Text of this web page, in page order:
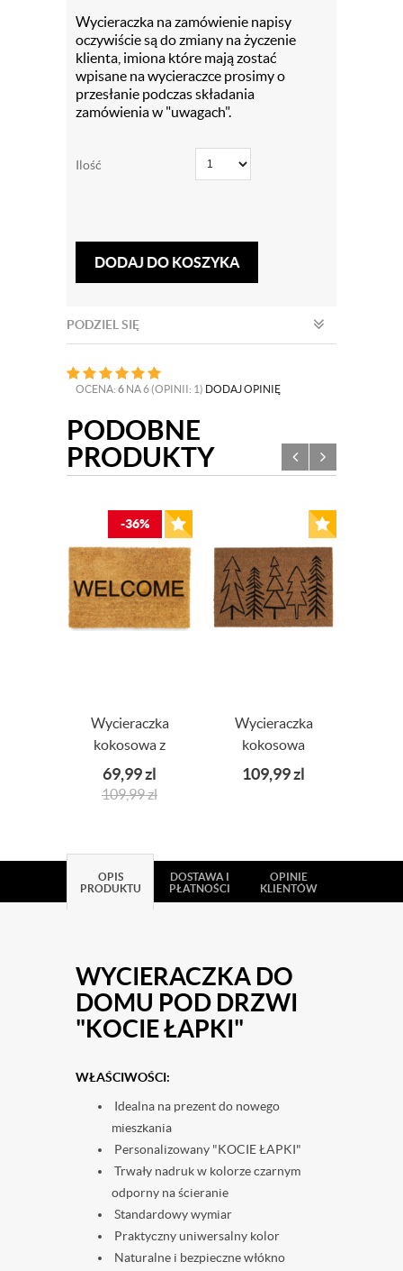
Wycieraczka na zamówienie napisy
oczywiście są do zmiany na życzenie
klienta, imiona które mają zostać
wpisane na wycieraczce prosimy o
przesłanie podczas składania
zamówienia w "uwagach".
Ilość
DODAJ DO KOSZYKA
PODZIEL SIĘ
OCENA: 6 NA 6 (OPINII: 1) DODAJ OPINIĘ
PODOBNE
PRODUKTY
-36%
Wycieraczka
kokosowa z
napisem
WELCOME
69,99zl
109,99zl
Wycieraczka
kokosowa
choinka
świąteczna -
109,99zl
OPIS
PRODUKTU
DOSTAWA I
PŁATNOŚCI
OPINIE
KLIENTÓW
WYCIERACZKA DO
DOMU POD DRZWI
"KOCIE ŁAPKI"
WŁAŚCIWOŚCI:
Idealna na prezent do nowego
mieszkania
Personalizowany "KOCIE ŁAPKI"
Trwały nadruk w kolorze czarnym
odporny na ścieranie
Standardowy wymiar
Praktyczny uniwersalny kolor
Naturalne i bezpieczne włókno